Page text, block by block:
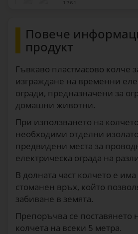
1761
Повече
продукт
Гъвкаво пластмасово колче
изграждане на временни
огради, предназначени за
домашни животни.
При използването на
необходими отделни
предвидени места за
електрическа ограда на
В долната част колчето е
стоманен връх, който
забиване в земята.
Препоръчва се поставянето
колчета на всеки 5 метра.